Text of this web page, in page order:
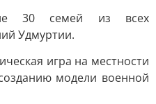
30 семей из всех
Удмуртии.
игра на местности
модели военной